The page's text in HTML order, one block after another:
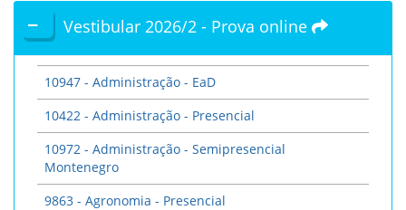
Vestibular 2026/2 - Prova online
10947 - Administração - EaD
10422 - Administração - Presencial
10972 - Administração - Semipresencial
Montenegro
9863 - Agronomia - Presencial